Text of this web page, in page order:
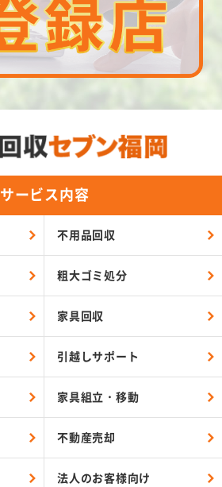
サービス内容
不用品回収
粗大ゴミ処分
家具回収
引越しサポート
家具組立・移動
不動産売却
法人のお客様向け